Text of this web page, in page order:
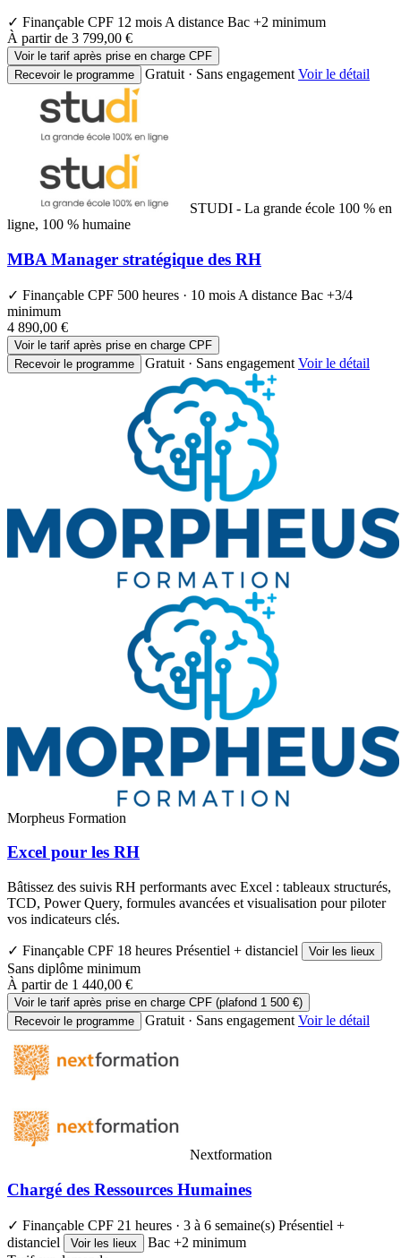
✓ Finançable CPF 12 mois A distance Bac +2 minimum
À partir de 3 799,00 €
Voir le tarif après prise en charge CPF
Recevoir le programme
Gratuit · Sans engagement Voir le détail
STUDI - La grande école 100 % en
ligne, 100 % humaine
MBA Manager stratégique des RH
✓ Finançable CPF 500 heures · 10 mois A distance Bac +3/4
minimum
4 890,00 €
Voir le tarif après prise en charge CPF
Recevoir le programme
Gratuit · Sans engagement Voir le détail
Morpheus Formation
Excel pour les RH
Bâtissez des suivis RH performants avec Excel : tableaux structurés,
TCD, Power Query, formules avancées et visualisation pour piloter
vos indicateurs clés.
✓ Finançable CPF 18 heures Présentiel + distanciel Voir les lieux
Sans diplôme minimum
À partir de 1 440,00 €
Voir le tarif après prise en charge CPF (plafond 1 500 €)
Recevoir le programme
Gratuit · Sans engagement Voir le détail
Nextformation
Chargé des Ressources Humaines
✓ Finançable CPF 21 heures · 3 à 6 semaine(s) Présentiel +
distanciel
Voir les lieux
Bac +2 minimum